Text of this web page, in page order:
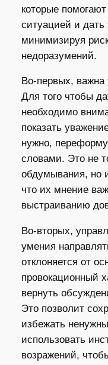
которые
ситуацией и
минимизируя
недоразумений.
Во-первых, важна
Для того чтобы
необходимо
показать
нужно,
словами. Это не
обдумывания, но
что их мнение
выстраиванию
Во-вторых,
умения
отклоняется от
провокационный
вернуть
Это позволит
избежать
использовать
возражений,